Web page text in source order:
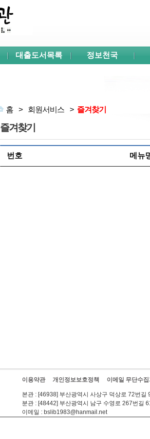
대출도서목록 정보천국
홈 > 회원서비스 > 즐겨찾기
즐겨찾기
번호 메뉴
이용약관 개인정보보호정책 이메일 무단수
본관 : [46938] 부산광역시 사상구 덕상로 72번길
분관 : [48442] 부산광역시 남구 수영로 267번길
이메일 : bslib1983@hanmail.net